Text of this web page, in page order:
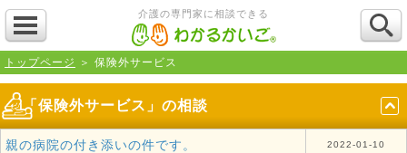
介護の専門家に相談できる
トップページ ＞ 保険外サービス
「保険外サービス」の相談
親の病院の付き添いの件です。 2022-01-10